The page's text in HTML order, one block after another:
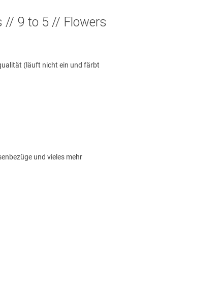
// 9 to 5 // Flowers
(läuft nicht ein und färbt
und vieles mehr